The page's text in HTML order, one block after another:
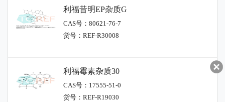
利福昔明EP杂质G
CAS号：80621-76-7
货号：REF-R30008
利福霉素杂质30
CAS号：17555-51-0
货号：REF-R19030